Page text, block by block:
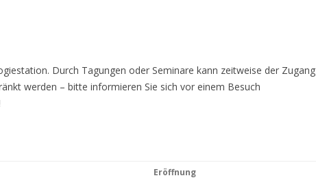
Durch Tagungen oder Seminare kann zeitweise der Zugang
werden – bitte informieren Sie sich vor einem Besuch
Eröffnung